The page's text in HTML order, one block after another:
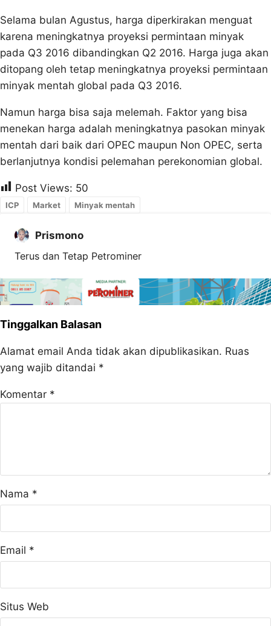
Selama bulan Agustus, harga diperkirakan menguat
karena meningkatnya proyeksi permintaan minyak
pada Q3 2016 dibandingkan Q2 2016. Harga juga akan
ditopang oleh tetap meningkatnya proyeksi permintaan
minyak mentah global pada Q3 2016.
Namun harga bisa saja melemah. Faktor yang bisa
menekan harga adalah meningkatnya pasokan minyak
mentah dari baik dari OPEC maupun Non OPEC, serta
berlanjutnya kondisi pelemahan perekonomian global.
Post Views: 50
ICP Market Minyak mentah
Prismono
Terus dan Tetap Petrominer
Tinggalkan Balasan
Alamat email Anda tidak akan dipublikasikan. Ruas
yang wajib ditandai *
Komentar *
Nama *
Email *
Situs Web